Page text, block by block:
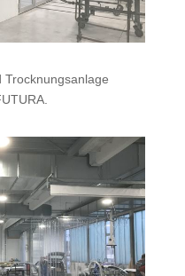
Trocknungsanlage